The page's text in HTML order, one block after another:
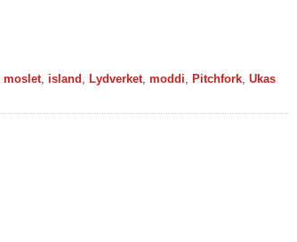
moslet, island , Lydverket, moddi, Pitchfork, Ukas